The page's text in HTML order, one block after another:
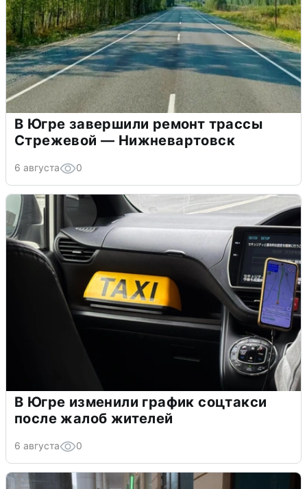
В Югре завершили ремонт трассы
Стрежевой — Нижневартовск
6 августа 0
В Югре изменили график соцтакси
после жалоб жителей
6 августа 0